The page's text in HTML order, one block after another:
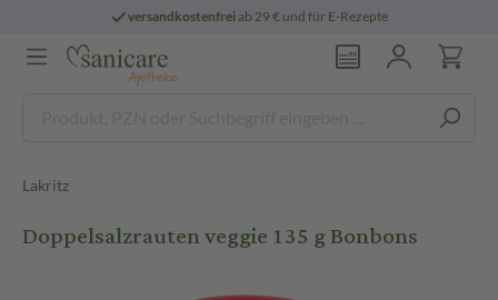
versandkostenfreiab 29 € und für E-Rezepte
Lakritz
Doppelsalzrauten veggie 135 g Bonbons